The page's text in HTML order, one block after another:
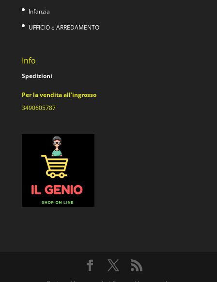
Infanzia
UFFICIO e ARREDAMENTO
Info
Spedizioni
Per la vendita all’ingrosso
3490605787